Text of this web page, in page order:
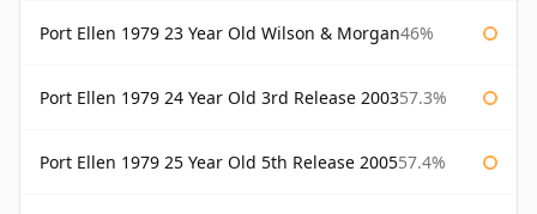
Port Ellen 1979 23 Year Old Wilson & Morgan46%
Port Ellen 1979 24 Year Old 3rd Release 200357.3%
Port Ellen 1979 25 Year Old 5th Release 200557.4%